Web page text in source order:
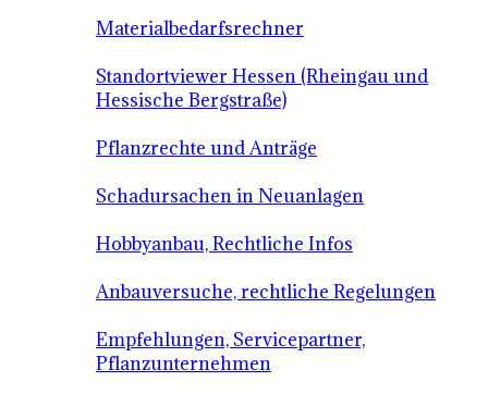
Materialbedarfsrechner
Standortviewer Hessen (Rheingau und
Hessische Bergstraße)
Pflanzrechte und Anträge
Schadursachen in Neuanlagen
Hobbyanbau, Rechtliche Infos
Anbauversuche, rechtliche Regelungen
Empfehlungen, Servicepartner,
Pflanzunternehmen